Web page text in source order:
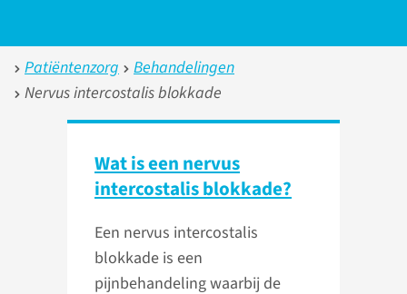
Patiëntenzorg
Behandelingen
Nervus intercostalis blokkade
Wat is een nervus
intercostalis blokkade?
Een nervus intercostalis
blokkade is een
pijnbehandeling waarbij de